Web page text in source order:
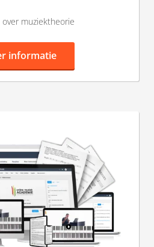
over muziektheorie
informatie